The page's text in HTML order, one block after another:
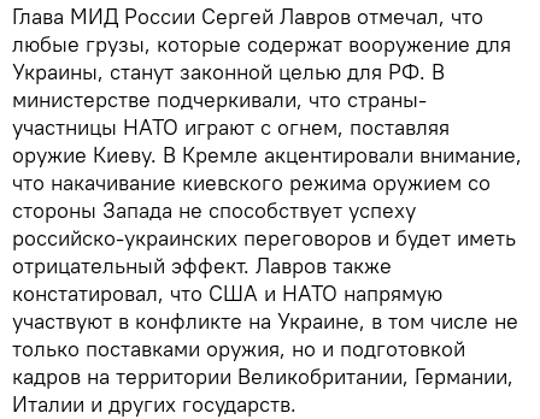
Глава МИД России Сергей Лавров отмечал, что
любые грузы, которые содержат вооружение для
Украины, станут законной целью для РФ. В
министерстве подчеркивали, что страны-
участницы НАТО играют с огнем, поставляя
оружие Киеву. В Кремле акцентировали внимание,
что накачивание киевского режима оружием со
стороны Запада не способствует успеху
российско-украинских переговоров и будет иметь
отрицательный эффект. Лавров также
констатировал, что США и НАТО напрямую
участвуют в конфликте на Украине, в том числе не
только поставками оружия, но и подготовкой
кадров на территории Великобритании, Германии,
Италии и других государств.